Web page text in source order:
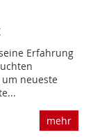
Erfahrung
neueste
mehr